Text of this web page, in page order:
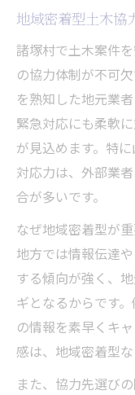
地域密着型土木協
諸塚村で土木案件
の協力体制が不可
を熟知した地元業
緊急対応にも柔軟
が見込めます。特
対応力は、外部業
合が多いです。
なぜ地域密着型が
地方では情報伝達
する傾向が強く、
ギとなるからです
の情報を素早くキ
感は、地域密着型な
また、協力先選び